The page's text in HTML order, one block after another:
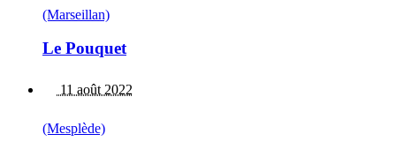
(Marseillan)
Le Pouquet
11 août 2022
(Mesplède)